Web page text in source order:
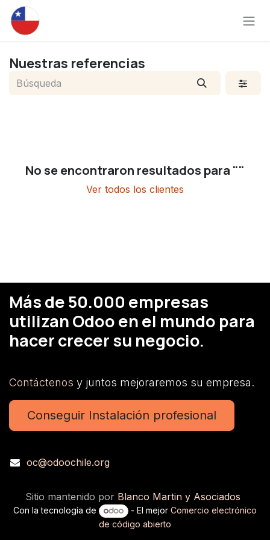
Ir al contenido
Nuestras referencias
No se encontraron resultados para ""
Ver todos los clientes
Más de 50.000 empresas
utilizan Odoo en el mundo para
hacer crecer su negocio.
Contáctenos y juntos mejoraremos su empresa.
Conseguir Instalación profesional
oc@odoochile.org
Sitio mantenido por Blanco Martin y Asociados
Con la tecnología de - El mejor Comercio electrónico
de código abierto